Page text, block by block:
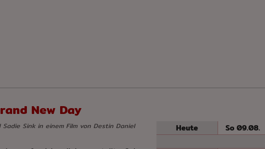
New Day
Heute So 09.08.
Sadie Sink in einem Film von Destin Daniel